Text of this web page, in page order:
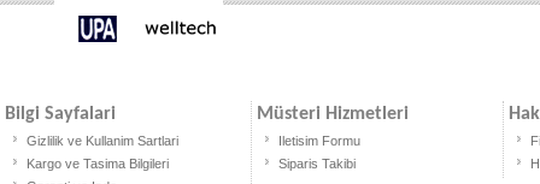
Bilgi Sayfalari
Gizlilik ve Kullanim Sartlari
Kargo ve Tasima Bilgileri
Müsteri Hizmetleri
Iletisim Formu
Siparis Takibi